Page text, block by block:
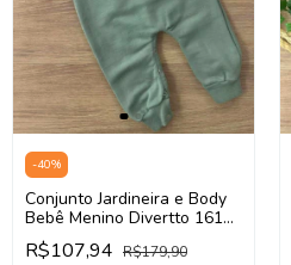
-40%
Conjunto Jardineira e Body
Bebê Menino Divertto 16194
(Verde/Off White)
R$107,94 R$179,90